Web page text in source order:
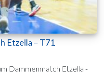
Etzella – T71
Dammenmatch Etzella -